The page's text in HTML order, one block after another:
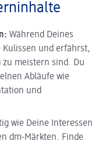
Während Deines
Kulissen und erfährst,
zu meistern sind. Du
Abläufe wie
und
wie Deine Interessen
dm-Märkten. Finde